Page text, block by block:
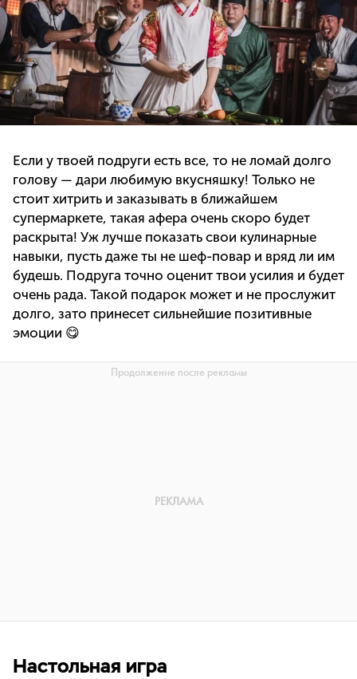
Если у твоей подруги есть все, то не ломай долго
голову — дари любимую вкусняшку! Только не
стоит хитрить и заказывать в ближайшем
супермаркете, такая афера очень скоро будет
раскрыта! Уж лучше показать свои кулинарные
навыки, пусть даже ты не шеф-повар и вряд ли им
будешь. Подруга точно оценит твои усилия и будет
очень рада. Такой подарок может и не прослужит
долго, зато принесет сильнейшие позитивные
эмоции 😋
Настольная игра